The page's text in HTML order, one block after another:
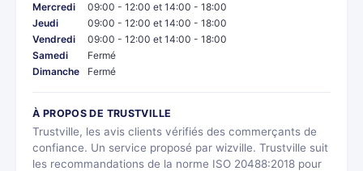
Mercredi
09:00 - 12:00 et 14:00 - 18:00
Jeudi
09:00 - 12:00 et 14:00 - 18:00
Vendredi
09:00 - 12:00 et 14:00 - 18:00
Samedi
Fermé
Dimanche
Fermé
À PROPOS DE TRUSTVILLE
Trustville, les avis clients vérifiés des commerçants de
confiance. Un service proposé par wizville. Trustville suit
les recommandations de la norme ISO 20488:2018 pour